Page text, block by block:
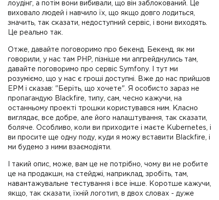
лоудінг, а потім вони вибивали, що він заблокований. Це
виховало людей і навчило їх, що якщо довго лодиться,
значить, так сказати, недоступний сервіс, і вони виходять.
Це реально так.
Отже, давайте поговоримо про бекенд. Бекенд, як ми
говорили, у нас там PHP, пізніше ми апгрейднулись там,
давайте поговоримо про сервіс Symfony. І тут ми
розуміємо, що у нас є гроші доступні. Вже до нас прийшов
EPM і сказав: "Беріть, що хочете". Я особисто зараз не
пропагандую Blackfire, типу, сам, чесно кажучи, на
останньому проекті трошки користувався ним. Класно
виглядає, все добре, але його налаштування, так сказати,
боляче. Особливо, коли ви приходите і маєте Kubernetes, і
ви просите ще одну поду, куди я можу вставити Blackfire, і
ми будемо з ними взаємодіяти.
І такий опис, може, вам це не потрібно, чому ви не робите
це на продакшн, на стейджі, наприклад, зробіть, там,
навантажувальне тестування і все інше. Коротше кажучи,
якщо, так сказати, їхній логотип, в двох словах - дуже